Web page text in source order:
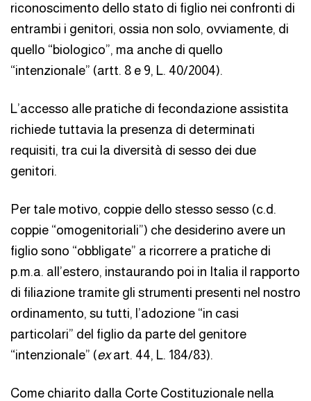
riconoscimento dello stato di figlio nei confronti di
entrambi i genitori, ossia non solo, ovviamente, di
quello “biologico”, ma anche di quello
“intenzionale” (artt. 8 e 9, L. 40/2004).
L’accesso alle pratiche di fecondazione assistita
richiede tuttavia la presenza di determinati
requisiti, tra cui la diversità di sesso dei due
genitori.
Per tale motivo, coppie dello stesso sesso (c.d.
coppie “omogenitoriali”) che desiderino avere un
figlio sono “obbligate” a ricorrere a pratiche di
p.m.a. all’estero, instaurando poi in Italia il rapporto
di filiazione tramite gli strumenti presenti nel nostro
ordinamento, su tutti, l’adozione “in casi
particolari” del figlio da parte del genitore
“intenzionale” (exart. 44, L. 184/83).
Come chiarito dalla Corte Costituzionale nella